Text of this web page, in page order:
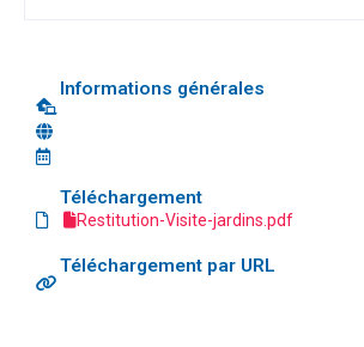
Informations générales
Téléchargement
Restitution-Visite-jardins.pdf
Téléchargement par URL